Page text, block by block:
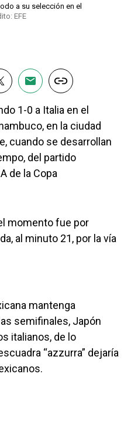
a su selección en el
EFE
1-0 a Italia en el
en la ciudad
cuando se desarrollan
del partido
de la Copa
momento fue por
al minuto 21, por la vía
mantenga
semifinales, Japón
italianos, de lo
“azzurra” dejaría